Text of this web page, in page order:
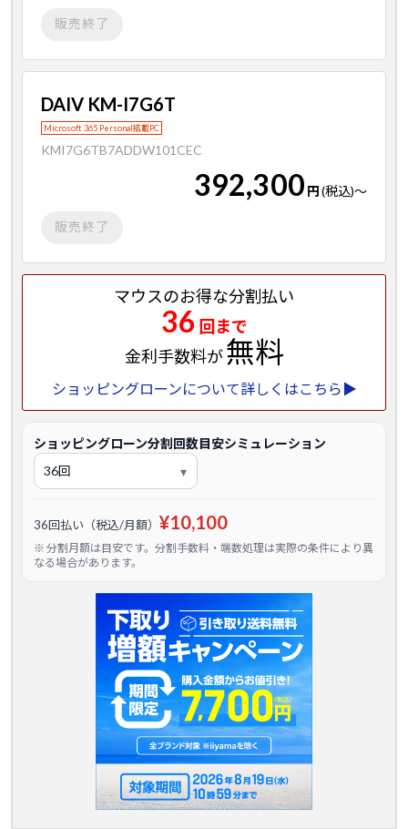
販売終了
DAIV KM-I7G6T
Microsoft 365 Personal搭載PC
KMI7G6TB7ADDW101CEC
392,300 円(税込)～
販売終了
マウスのお得な分割払い
36 回まで
金利手数料が無料
ショッピングローンについて詳しくはこちら▶
ショッピングローン分割回数目安シミュレーション
36回払い（税込/月額） ¥10,100
※ 分割月額は目安です。分割手数料・端数処理は実際の条件により異
なる場合があります。